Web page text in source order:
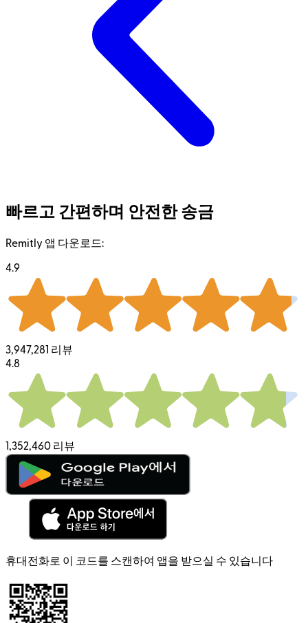
빠르고 간편하며 안전한 송금
Remitly 앱 다운로드:
4.9
3,947,281 리뷰
4.8
1,352,460 리뷰
휴대전화로 이 코드를 스캔하여 앱을 받으실 수 있습니다